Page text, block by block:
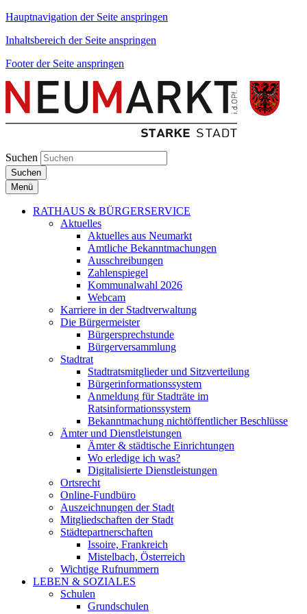
Hauptnavigation der Seite anspringen
Inhaltsbereich der Seite anspringen
Footer der Seite anspringen
Suchen
Suchen
Menü
RATHAUS & BÜRGERSERVICE
Aktuelles
Aktuelles aus Neumarkt
Amtliche Bekanntmachungen
Ausschreibungen
Zahlenspiegel
Kommunalwahl 2026
Webcam
Karriere in der Stadtverwaltung
Die Bürgermeister
Bürgersprechstunde
Bürgerversammlung
Stadtrat
Stadtratsmitglieder und Sitzverteilung
Bürgerinformationssystem
Anmeldung für Stadträte im
Ratsinformationssystem
Bekanntmachung nichtöffentlicher Beschlüsse
Ämter und Dienstleistungen
Ämter & städtische Einrichtungen
Wo erledige ich was?
Digitalisierte Dienstleistungen
Ortsrecht
Online-Fundbüro
Auszeichnungen der Stadt
Mitgliedschaften der Stadt
Städtepartnerschaften
Issoire, Frankreich
Mistelbach, Österreich
Wichtige Rufnummern
LEBEN & SOZIALES
Schulen
Grundschulen